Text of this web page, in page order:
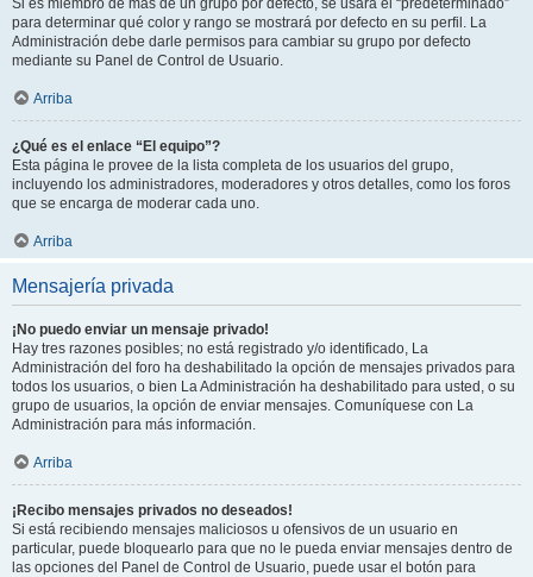
Si es miembro de más de un grupo por defecto, se usará el “predeterminado”
para determinar qué color y rango se mostrará por defecto en su perfil. La
Administración debe darle permisos para cambiar su grupo por defecto
mediante su Panel de Control de Usuario.
Arriba
¿Qué es el enlace “El equipo”?
Esta página le provee de la lista completa de los usuarios del grupo,
incluyendo los administradores, moderadores y otros detalles, como los foros
que se encarga de moderar cada uno.
Arriba
Mensajería privada
¡No puedo enviar un mensaje privado!
Hay tres razones posibles; no está registrado y/o identificado, La
Administración del foro ha deshabilitado la opción de mensajes privados para
todos los usuarios, o bien La Administración ha deshabilitado para usted, o su
grupo de usuarios, la opción de enviar mensajes. Comuníquese con La
Administración para más información.
Arriba
¡Recibo mensajes privados no deseados!
Si está recibiendo mensajes maliciosos u ofensivos de un usuario en
particular, puede bloquearlo para que no le pueda enviar mensajes dentro de
las opciones del Panel de Control de Usuario, puede usar el botón para